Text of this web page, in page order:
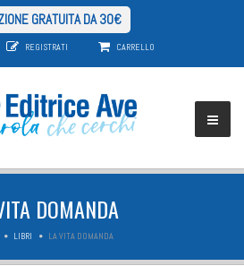
GRATUITA DA 30€
REGISTRATI CARRELLO
DOMANDA
LIBRI LA VITA DOMANDA